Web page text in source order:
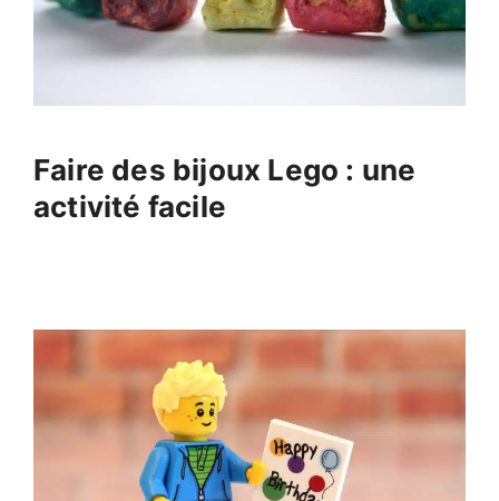
Faire des bijoux Lego : une
activité facile